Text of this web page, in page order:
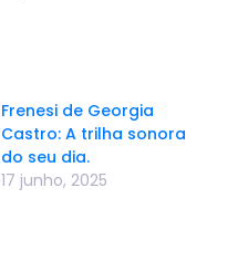
Frenesi de Georgia
Castro: A trilha sonora
do seu dia.
17 junho, 2025